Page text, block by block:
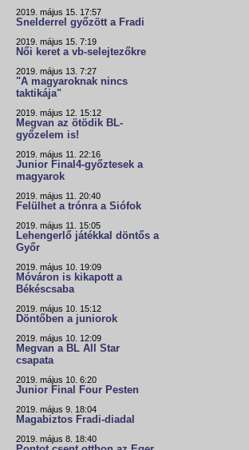
2019. május 15. 17:57
Snelderrel győzött a Fradi
2019. május 15. 7:19
Női keret a vb-selejtezőkre
2019. május 13. 7:27
"A magyaroknak nincs
taktikája"
2019. május 12. 15:12
Megvan az ötödik BL-
győzelem is!
2019. május 11. 22:16
Junior Final4-győztesek a
magyarok
2019. május 11. 20:40
Felülhet a trónra a Siófok
2019. május 11. 15:05
Lehengerlő játékkal döntős a
Győr
2019. május 10. 19:09
Móváron is kikapott a
Békéscsaba
2019. május 10. 15:12
Döntőben a juniorok
2019. május 10. 12:09
Megvan a BL All Star
csapata
2019. május 10. 6:20
Junior Final Four Pesten
2019. május 9. 18:04
Magabiztos Fradi-diadal
2019. május 8. 18:40